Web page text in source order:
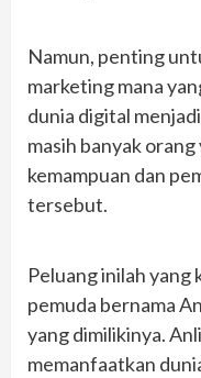
Namun, penting
marketing mana
dunia digital
masih banyak
kemampuan dan
tersebut.
Peluang inilah yang
pemuda bernama
yang dimilikinya.
memanfaatkan